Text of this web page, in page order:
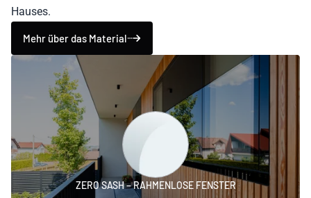
Hauses.
Mehr über das Material
ZERO SASH − RAHMENLOSE FENSTER